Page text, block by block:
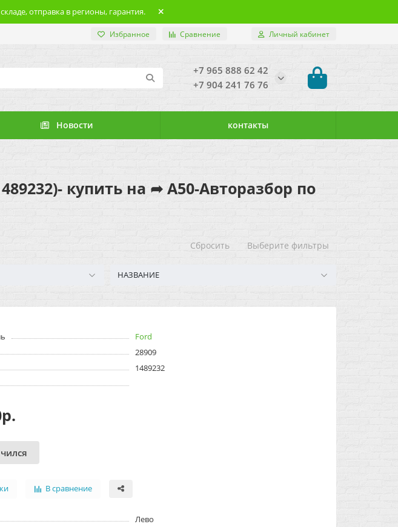
отправка в регионы, гарантия.
Избранное Сравнение Личный кабинет
+7 965 888 62 42
+7 904 241 76 76
Новости контакты
купить на ➦ А50-Авторазбор по
Сбросить Выберите фильтры
НАЗВАНИЕ
Ford
28909
1489232
В сравнение
Лево